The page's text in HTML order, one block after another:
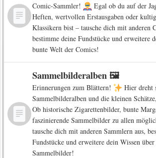
Comic-Sammler!
Egal ob du auf der
Heften, wertvollen Erstausgaben oder
Klassikern bist – tausche dich mit anderen
bestimme deine Fundstücke und erweitere
bunte Welt der Comics!
Sammelbilderalben 🖼️
Erinnerungen zum Blättern!
Hier dreht
Sammelbilderalben und die kleinen
Ob historische Zigarettenbilder, bunte
faszinierende Sammelbilder zu allen
tausche dich mit anderen Sammlern aus,
Fundstücke und erweitere dein Wissen
Sammelbilder!